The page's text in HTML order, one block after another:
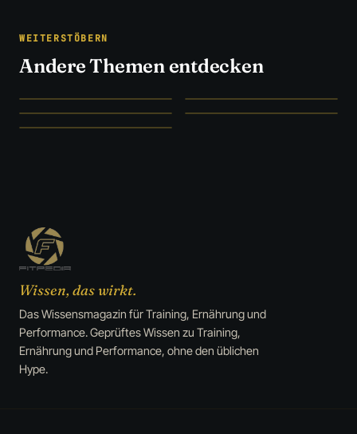
WEITERSTÖBERN
Andere Themen entdecken
SZENE UNFILTERED
Szene →
STUDIEN STATT HYPE
Ernährung
Supplements → Medizin →
Deals →
Wissen, das wirkt.
Das Wissensmagazin für Training, Ernährung und
Performance. Geprüftes Wissen zu Training,
Ernährung und Performance, ohne den üblichen
Hype.